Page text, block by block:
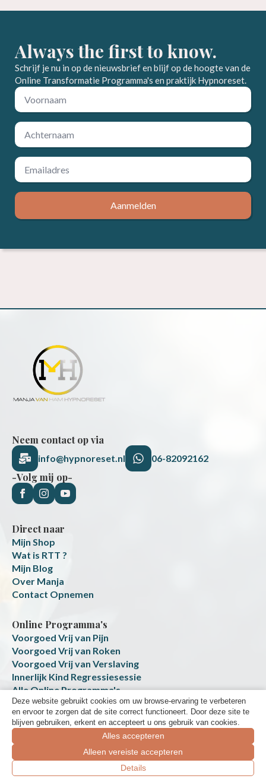
Always the first to know.
Schrijf je nu in op de nieuwsbrief en blijf op de hoogte van de
Online Transformatie Programma's en praktijk Hypnoreset.
Voornaam
Achternaam
Email
Aanmelden
Neem contact op via
info@hypnoreset.nl 06-82092162
-Volg mij op-
Direct naar
Mijn Shop
Wat is RTT ?
Mijn Blog
Over Manja
Contact Opnemen
Online Programma's
Voorgoed Vrij van Pijn
Voorgoed Vrij van Roken
Voorgoed Vrij van Verslaving
Innerlijk Kind Regressiesessie
Alle Online Programma's
Transformatie Platform
Boek een gratis ontdek-sessie
Deze website gebruikt cookies om uw browse-ervaring te verbeteren
en ervoor te zorgen dat de site correct functioneert. Door deze site te
blijven gebruiken, erkent en accepteert u ons gebruik van cookies.
Alles accepteren
Alleen vereiste accepteren
Details